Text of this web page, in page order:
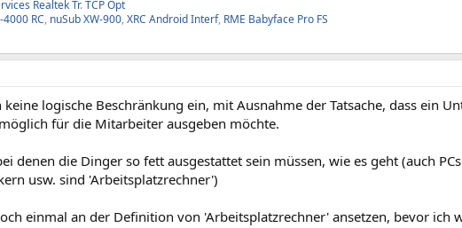
Realtek Tr.TCP Opt
4000 RC, nuSub XW-900, XRC Android Interf, RME Babyface Pro FS
logische Beschränkung ein, mit Ausnahme der Tatsache, dass ein
für die Mitarbeiter ausgeben möchte.
denen die Dinger so fett ausgestattet sein müssen, wie es geht (auch
usw. sind 'Arbeitsplatzrechner')
einmal an der Definition von 'Arbeitsplatzrechner' ansetzen, bevor ich